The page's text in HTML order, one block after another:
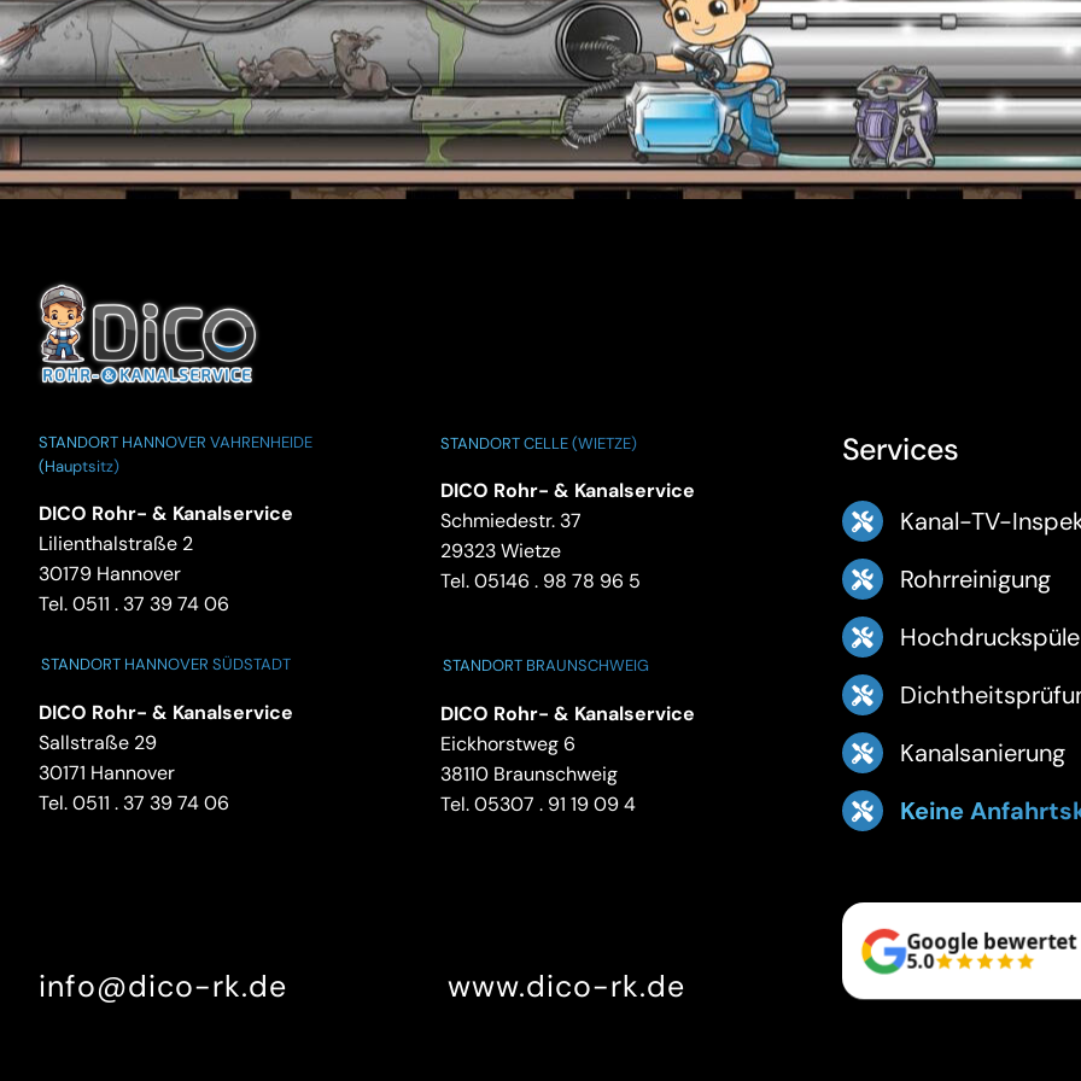
STANDORT HANNOVER VAHRENHEIDE
(Hauptsitz)
DICO Rohr- & Kanalservice
Lilienthalstraße 2
30179 Hannover
Tel.0511 . 37 39 74 06
STANDORT HANNOVER SÜDSTADT
DICO Rohr- & Kanalservice
Sallstraße 29
30171 Hannover
Tel.0511 . 37 39 74 06
STANDORT CELLE (WIETZE)
DICO Rohr- & Kanalservice
Schmiedestr. 37
29323 Wietze
Tel. 05146 . 98 78 96 5
STANDORT BRAUNSCHWEIG
DICO Rohr- & Kanalservice
Eickhorstweg 6
38110 Braunschweig
Tel. 05307 . 91 19 09 4
Services
Kanal-TV-
Rohrreinigung
Kanalsanierung
Keine
Google bewertet
5.0
info@dico-rk.de www.dico-rk.de